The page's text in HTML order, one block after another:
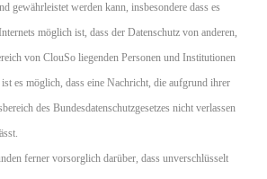
gewährleistet werden kann, insbesondere dass es
möglich ist, dass der Datenschutz von anderen,
von ClouSo liegenden Personen und Institutionen
es möglich, dass eine Nachricht, die aufgrund ihrer
des Bundesdatenschutzgesetzes nicht verlassen
ferner vorsorglich darüber, dass unverschlüsselt